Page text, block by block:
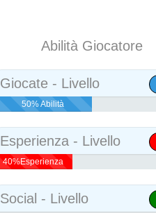
Abilità Giocatore
Giocate - Livello
50% Abilità
Esperienza - Livello
40%Esperienza
Social - Livello